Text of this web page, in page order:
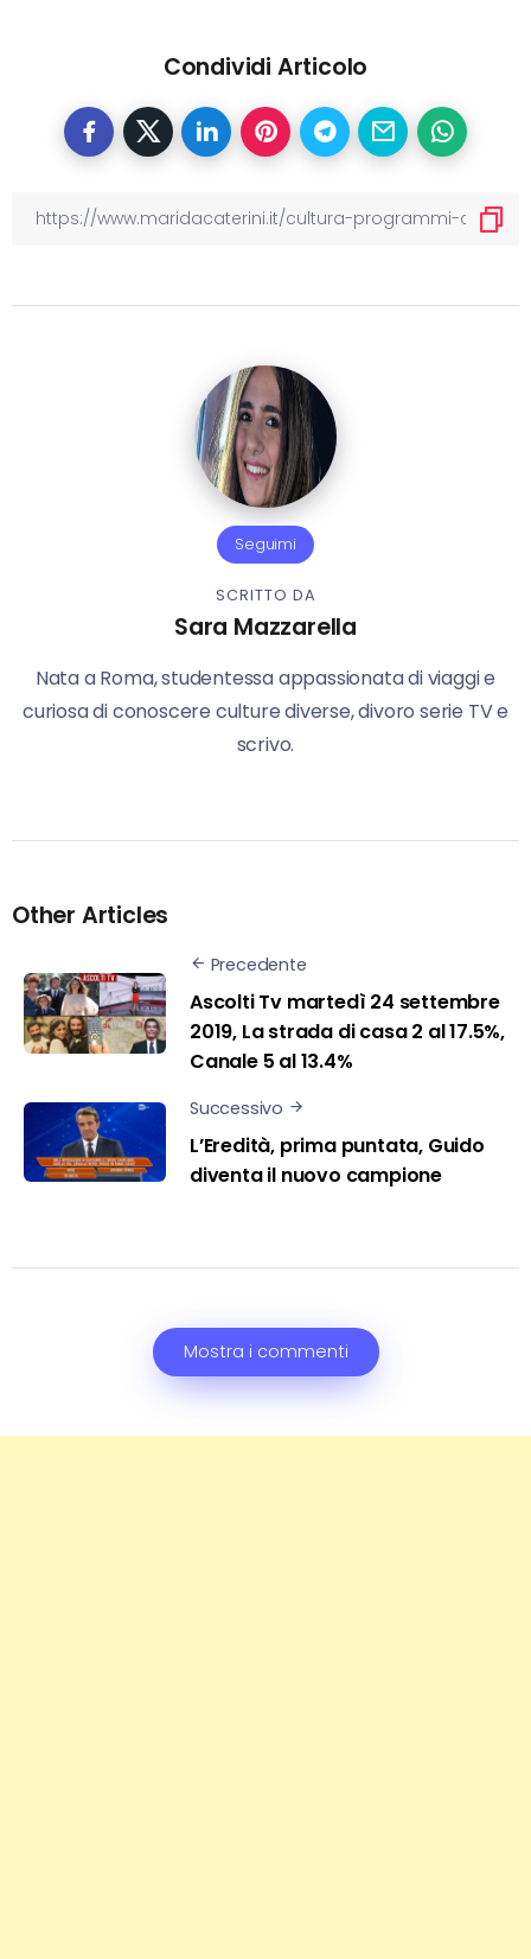
Condividi Articolo
Seguimi
SCRITTO DA
Sara Mazzarella
Nata a Roma, studentessa appassionata di viaggi e
curiosa di conoscere culture diverse, divoro serie TV e
scrivo.
Other Articles
Precedente
Ascolti Tv martedì 24 settembre
2019, La strada di casa 2 al 17.5%,
Canale 5 al 13.4%
Successivo
L’Eredità, prima puntata, Guido
diventa il nuovo campione
Mostra i commenti